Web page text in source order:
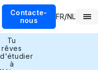
Contacte-
nous
FR/NL
Tu
rêves
d'étudier
à